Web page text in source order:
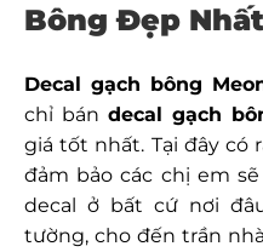
Bông Đẹp Nhất
Decal gạch bông
chỉ bán decal gạch
giá tốt nhất. Tại đây có
đảm bảo các chị em
decal ở bất cứ nơi
tường, cho đến trần